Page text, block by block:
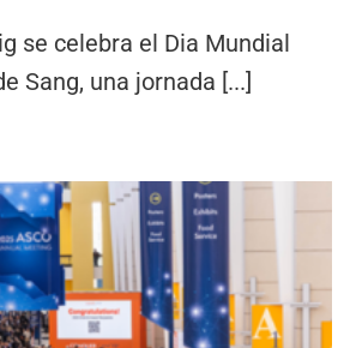
se celebra el Dia Mundial
Sang, una jornada [...]